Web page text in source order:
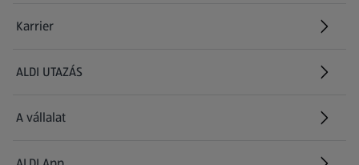
Karrier
(új oldalon nyílik meg)
ALDI UTAZÁS
(új oldalon nyílik meg)
A vállalat